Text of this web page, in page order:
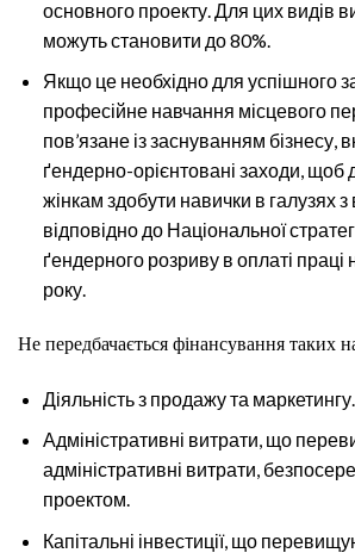
основного проекту. Для цих видів
можуть становити до 80%.
Якщо це необхідно для успішного
професійне навчання місцевого
пов’язане із заснуванням бізнесу,
ґендерно-орієнтовані заходи, щоб
жінкам здобути навички в галузях
відповідно до Національної
ґендерного розриву в оплаті праці
року.
Не передбачається фінансування таких
Діяльність з продажу та маркетингу.
Адміністративні витрати, що
адміністративні витрати,
проектом.
Капітальні інвестиції, що